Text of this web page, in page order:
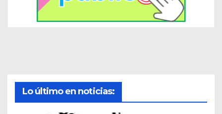
Lo último en noticias: